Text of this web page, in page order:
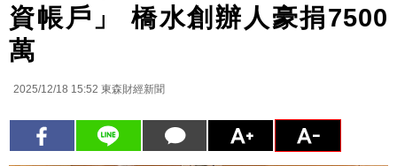
資帳戶」 橋水創辦人豪捐7500
萬
2025/12/18 15:52 東森財經新聞